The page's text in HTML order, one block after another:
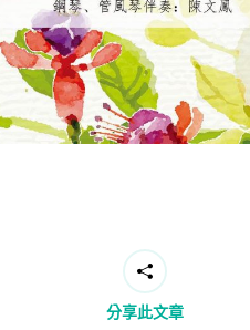
分享此文章